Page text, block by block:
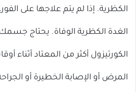
الكظرية. إذا لم يتم علاجها على
الغدة الكظرية الوفاة. يحتاج
الكورتيزول أكثر من المعتاد أثناء
المرض أو الإصابة الخطيرة أو